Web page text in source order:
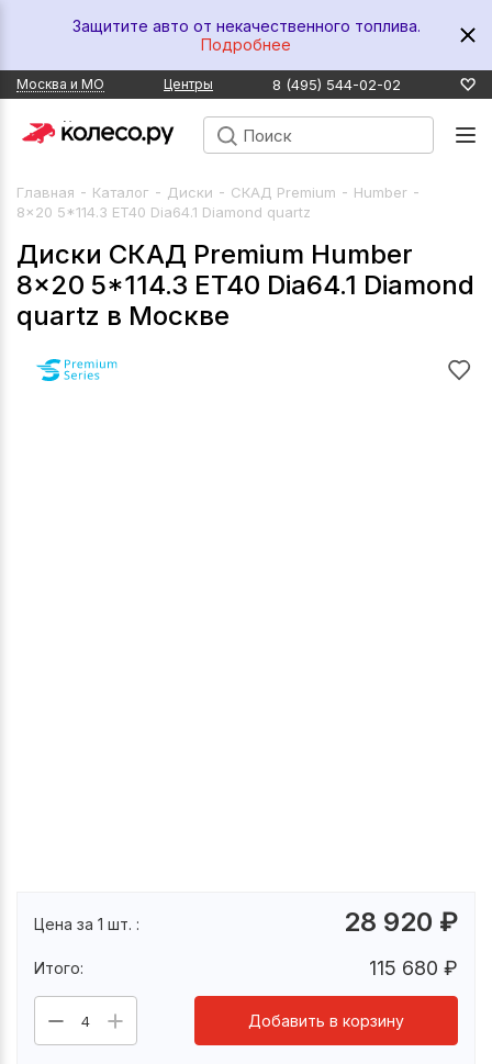
Защитите авто от некачественного топлива.
Подробнее
Москва и МО Центры 8 (495) 544-02-02
Главная - Каталог - Диски - СКАД Premium - Humber -
8x20 5*114.3 ET40 Dia64.1 Diamond quartz
Диски СКАД Premium Humber
8x20 5*114.3 ET40 Dia64.1 Diamond
quartz в Москве
Цена за 1 шт. : 28 920 ₽
Итого: 115 680 ₽
4 Добавить в корзину